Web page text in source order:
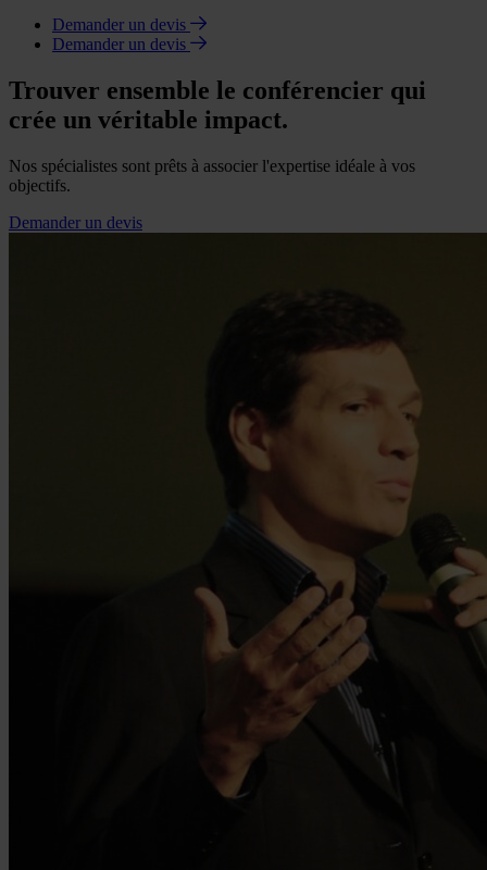
Demander un devis
Demander un devis
Trouver ensemble le conférencier qui
crée un véritable impact.
Nos spécialistes sont prêts à associer l'expertise idéale à vos
objectifs.
Demander un devis